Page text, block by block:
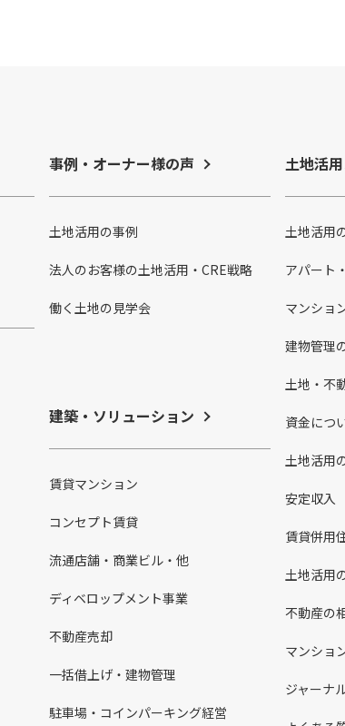
事例・オーナー様の声
土地活用の事例
法人のお客様の土地活用・CRE戦略
働く土地の見学会
建築・ソリューション
賃貸マンション
コンセプト賃貸
流通店舗・商業ビル・他
ディベロップメント事業
不動産売却
一括借上げ・建物管理
駐車場・コインパーキング経営
土地活
土地活用
アパート
マンショ
建物管理
土地・不
資金につ
土地活用
安定収入
賃貸併用
土地活用
不動産の
マンショ
ジャーナ